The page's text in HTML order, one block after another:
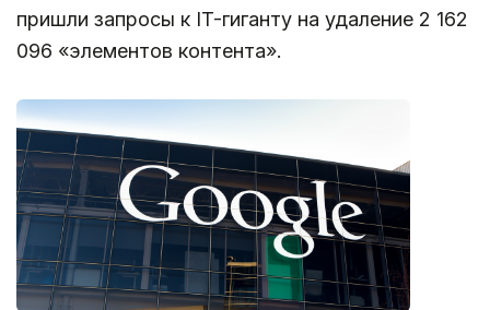
пришли запросы к IT-гиганту на удаление 2 162
096 «элементов контента».